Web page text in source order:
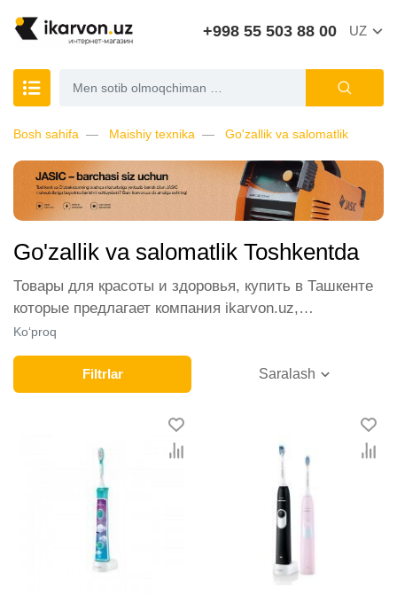
+998 55 503 88 00 UZ
Bosh sahifa Maishiy texnika Go'zallik va salomatlik
Go'zallik va salomatlik Toshkentda
Товары для красоты и здоровья, купить в Ташкенте
которые предлагает компания ikarvon.uz,
пользуются широким спросом среди наших
клиентов. Мы обеспечиваем лучшие условия
продажи этой категории товара. Товары для красоты
и здоровья в интернет-магазине представлены
ведущими производителями и брендами, список
которых постоянно расширяется. Мы доставляем
товар в любом количестве по всей территории
страны. Все это дополняет лучшая по Узбекистану
стоимость, Товары для красоты и здоровья от
ikarvon.uz — это самый широкий диапазон цен.
Причем здесь представлена оптимальная цена для
каждой позиции из категории Товары для красоты и
Ko‘proq
Filtrlar Saralash